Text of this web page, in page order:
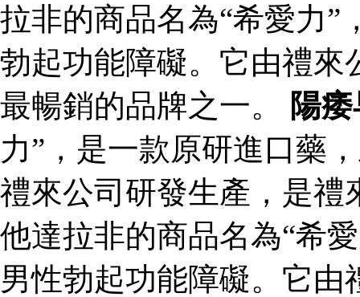
拉非的商品名為“希愛力”
勃起功能障礙。它由禮來
最暢銷的品牌之一。
陽
力”，是一款原研進口藥
禮來公司研發生產，是禮
他達拉非的商品名為“希
男性勃起功能障礙。它